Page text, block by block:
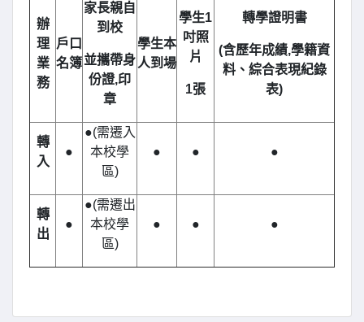
辦
理
業
務
戶口
名簿
家長親自
到校
並攜帶身
份證,印
章
學生本
人到場
學生1
吋照
片
1張
轉學證明書
(含歷年成績,學籍資
料、綜合表現紀錄
表)
轉
入
●
●(需遷入
本校學
區)
● ● ●
轉
出
●
●(需遷出
本校學
區)
● ● ●